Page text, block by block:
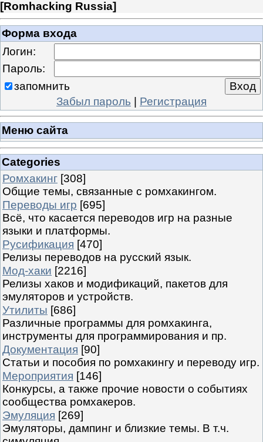
[Romhacking Russia]
Форма входа
Логин:
Пароль:
запомнить
Забыл пароль | Регистрация
Меню сайта
Categories
Ромхакинг [308]
Общие темы, связанные с ромхакингом.
Переводы игр [695]
Всё, что касается переводов игр на разные
языки и платформы.
Русификация [470]
Релизы переводов на русский язык.
Мод-хаки [2216]
Релизы хаков и модификаций, пакетов для
эмуляторов и устройств.
Утилиты [686]
Различные программы для ромхакинга,
инструменты для программирования и пр.
Документация [90]
Статьи и пособия по ромхакингу и переводу игр.
Мероприятия [146]
Конкурсы, а также прочие новости о событиях
сообщества ромхакеров.
Эмуляция [269]
Эмуляторы, дампинг и близкие темы. В т.ч.